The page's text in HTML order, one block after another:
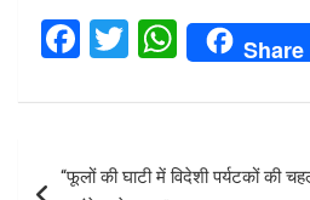
F
ce
b
T
tt
er
W
h
at
s
Share
“फूलों की घाटी में विदेशी पर्यटकों की